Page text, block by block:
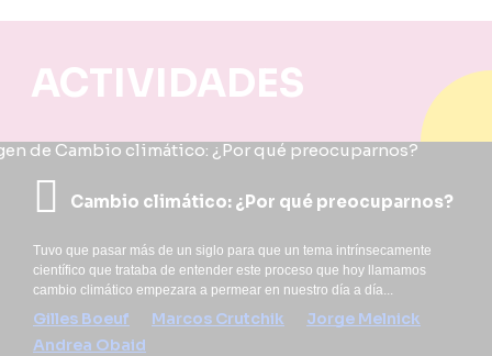
ACTIVIDADES
Cambio climático: ¿Por qué preocuparnos?
Tuvo que pasar más de un siglo para que un tema intrínsecamente
científico que trataba de entender este proceso que hoy llamamos
cambio climático empezara a permear en nuestro día a día...
Gilles Boeuf Marcos Crutchik
Jorge Melnick
Andrea Obaid